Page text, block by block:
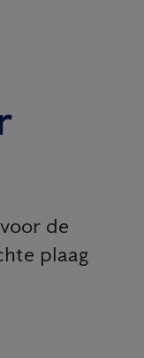
de
plaag